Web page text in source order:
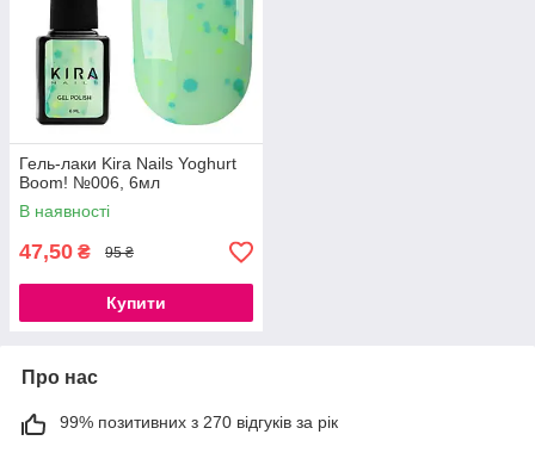
Гель-лаки Kira Nails Yoghurt
Boom! №006, 6мл
В наявності
47,50 ₴ 95 ₴
Купити
Про нас
99% позитивних з 270 відгуків за рік